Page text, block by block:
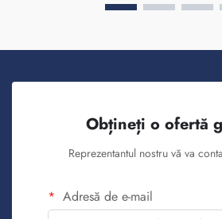
Obțineți o ofertă
Reprezentantul nostru vă va
Adresă de e-mail